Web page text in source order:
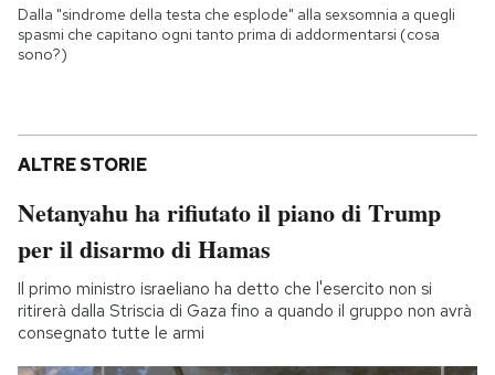
Dalla "sindrome della testa che esplode" alla sexsomnia a quegli
spasmi che capitano ogni tanto prima di addormentarsi (cosa
sono?)
ALTRE STORIE
Netanyahu ha rifiutato il piano di Trump
per il disarmo di Hamas
Il primo ministro israeliano ha detto che l'esercito non si
ritirerà dalla Striscia di Gaza fino a quando il gruppo non avrà
consegnato tutte le armi